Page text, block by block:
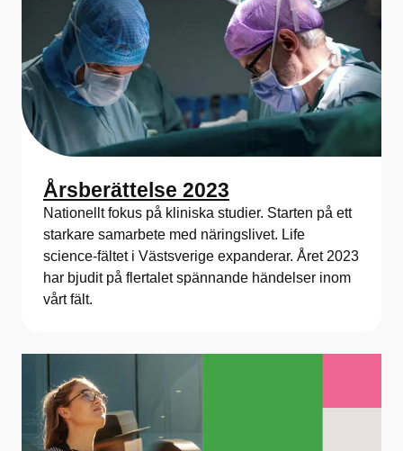
Årsberättelse 2023
Nationellt fokus på kliniska studier. Starten på ett
starkare samarbete med näringslivet. Life
science-fältet i Västsverige expanderar. Året 2023
har bjudit på flertalet spännande händelser inom
vårt fält.